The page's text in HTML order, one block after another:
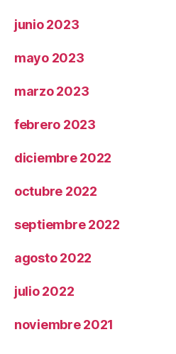
junio 2023
mayo 2023
marzo 2023
febrero 2023
diciembre 2022
octubre 2022
septiembre 2022
agosto 2022
julio 2022
noviembre 2021